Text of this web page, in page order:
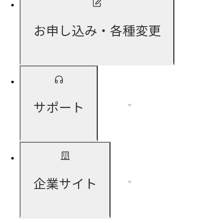
お申し込み・各種変更
サポート
企業サイト